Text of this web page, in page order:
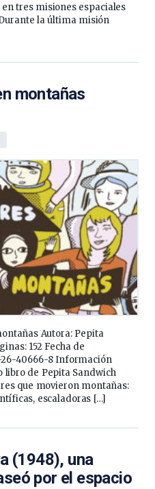
tres misiones espaciales
Durante la última misión
montañas
Autora: Pepita
152 Fecha de
26-40666-8 Información
de Pepita Sandwich
que movieron montañas:
escaladoras […]
(1948), una
por el espacio